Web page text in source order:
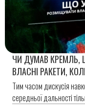
ЧИ ДУМАВ КРЕМЛЬ,
ВЛАСНІ РАКЕТИ,
Тим часом дискусія
середньої дальності